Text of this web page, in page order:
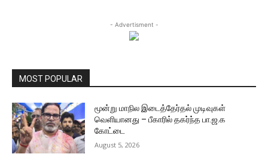
- Advertisment -
MOST POPULAR
மூன்று மாநில இடைத்தேர்தல் முடிவுகள்
வெளியானது – பீகாரில் தகர்ந்த பா.ஜ.க
கோட்டை
August 5, 2026